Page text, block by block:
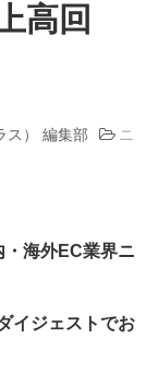
高回
ス） 編集部
ニ
・海外EC業界ニ
イジェストでお